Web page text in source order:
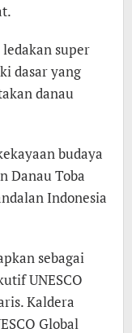
super
dasar yang
danau
budaya
Danau Toba
Indonesia
sebagai
UNESCO
Kaldera
Global